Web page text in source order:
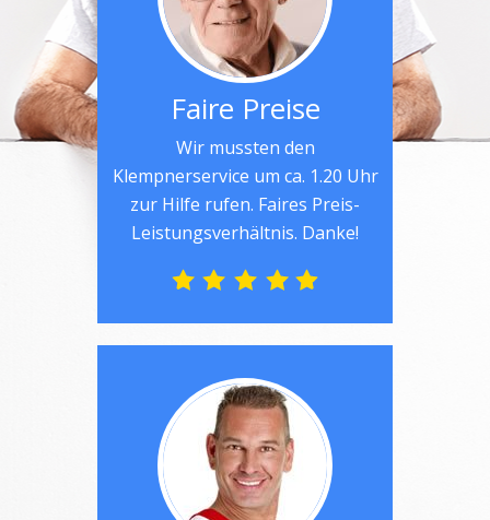
Faire Preise
Wir mussten den
Klempnerservice um ca. 1.20 Uhr
zur Hilfe rufen. Faires Preis-
Leistungsverhältnis. Danke!